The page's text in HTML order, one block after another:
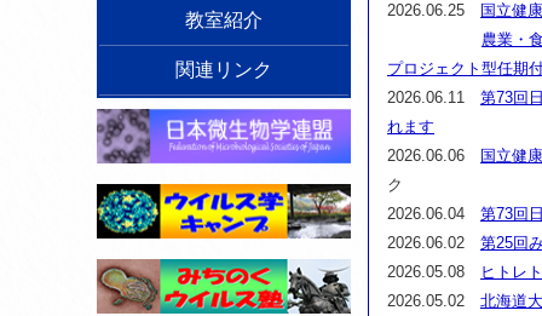
教室紹介
関連リンク
2026.06.25
国立健
農業・
プロジェクト型任期
2026.06.11 第73回
れます
2026.06.06
国立健
ク
2026.06.04 第73回
2026.06.02 第25回
2026.05.08
ヒトレ
2026.05.02 北海道